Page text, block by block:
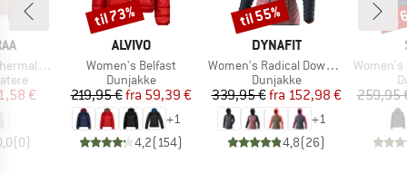
Anorak
pris
€
(0)
MÆRKE
ALVIVO
Artikel
Women's Belfast
Produktgruppe
Dunjakke
Pris
219,95 € Nedsat pris
fra 59,39 €
+1
4,2(154)
Rabat
til 73%
MÆRKE
DYNAFIT
Artikel
Women's Radical Down Hood Jacket
Produktgruppe
Dunjakke
Pris
339,95 € Nedsat pris
fra 152,98 €
+1
4,8(26)
Rabat
til 55%
Artikel
Women's
259,95